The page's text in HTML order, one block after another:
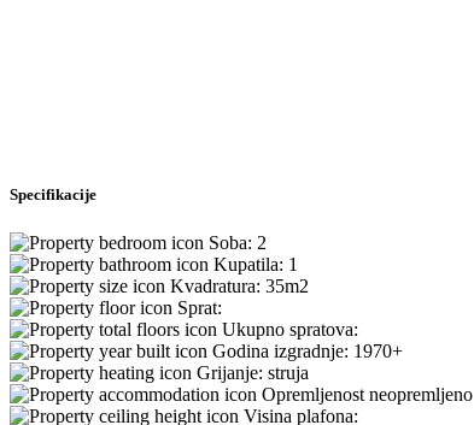
Specifikacije
Soba: 2
Kupatila: 1
Kvadratura: 35m2
Sprat:
Ukupno spratova:
Godina izgradnje: 1970+
Grijanje: struja
Opremljenost neopremljeno
Visina plafona: